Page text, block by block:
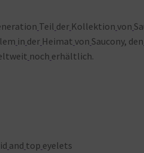
Teil der Kollektion von
in der Heimat von Saucony, den
noch erhältlich.
and top eyelets